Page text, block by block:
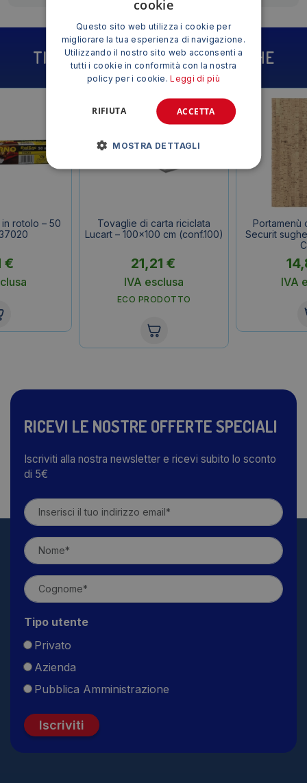
TI POTREBBE INTERESSARE ANCHE
rotolo – 50
€
Tovaglie di carta riciclata
Lucart – 100×100 cm (conf.100)
21,21 €
IVA esclusa
ECO PRODOTTO
Portamenù
Securit
IVA
RICEVI LE NOSTRE OFFERTE SPECIALI
Iscriviti alla nostra newsletter e ricevi subito lo sconto
di 5€
Tipo utente
Privato
Azienda
Pubblica Amministrazione
Iscriviti
cookie
Questo sito web utilizza i cookie per
migliorare la tua esperienza di navigazione.
Utilizzando il nostro sito web acconsenti a
tutti i cookie in conformità con la nostra
policy per i cookie.Leggi di più
ACCETTA
RIFIUTA
MOSTRA DETTAGLI